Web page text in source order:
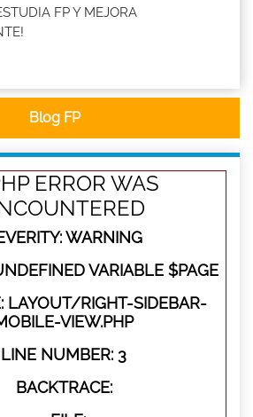
FP Y MEJORA
Blog FP
ERROR WAS
WARNING
VARIABLE $PAGE
LAYOUT/RIGHT-SIDEBAR-
VIEW.PHP
LINE NUMBER: 3
BACKTRACE: